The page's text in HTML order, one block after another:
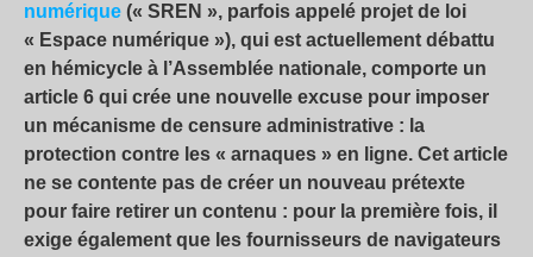
numérique (« SREN », parfois appelé projet de loi
« Espace numérique »), qui est actuellement débattu
en hémicycle à l’Assemblée nationale, comporte un
article 6 qui crée une nouvelle excuse pour imposer
un mécanisme de censure administrative : la
protection contre les « arnaques » en ligne. Cet article
ne se contente pas de créer un nouveau prétexte
pour faire retirer un contenu : pour la première fois, il
exige également que les fournisseurs de navigateurs